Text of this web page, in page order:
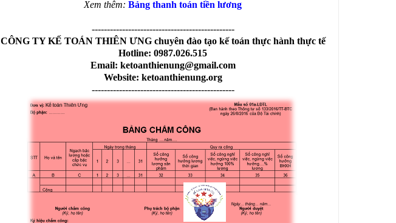
Xem thêm: Bảng thanh toán tiền lương
-----------------------------------------------
CÔNG TY KẾ TOÁN THIÊN ƯNG chuyên đào tạo kế toán thực hành thực tế
Hotline: 0987.026.515
Email: ketoanthienung@gmail.com
Website: ketoanthienung.org
-----------------------------------------------